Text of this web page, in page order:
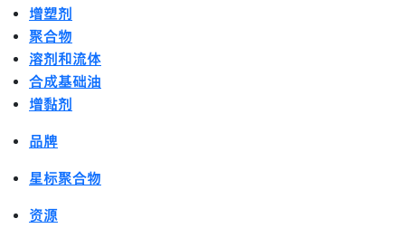
增塑剂
聚合物
溶剂和流体
合成基础油
增黏剂
品牌
星标聚合物
资源